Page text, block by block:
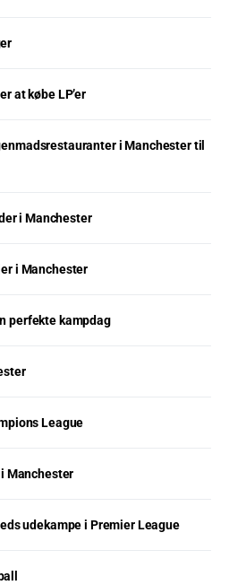
at købe LP’er
i Manchester til
i Manchester
i Manchester
perfekte kampdag
League
Manchester
udekampe i Premier League